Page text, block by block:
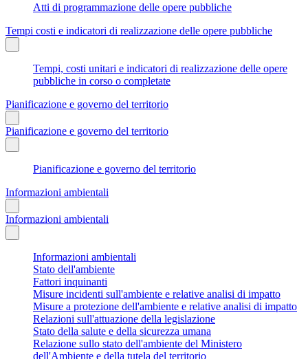
Atti di programmazione delle opere pubbliche
Tempi costi e indicatori di realizzazione delle opere pubbliche
Tempi, costi unitari e indicatori di realizzazione delle opere
pubbliche in corso o completate
Pianificazione e governo del territorio
Pianificazione e governo del territorio
Pianificazione e governo del territorio
Informazioni ambientali
Informazioni ambientali
Informazioni ambientali
Stato dell'ambiente
Fattori inquinanti
Misure incidenti sull'ambiente e relative analisi di impatto
Misure a protezione dell'ambiente e relative analisi di impatto
Relazioni sull'attuazione della legislazione
Stato della salute e della sicurezza umana
Relazione sullo stato dell'ambiente del Ministero
dell'Ambiente e della tutela del territorio